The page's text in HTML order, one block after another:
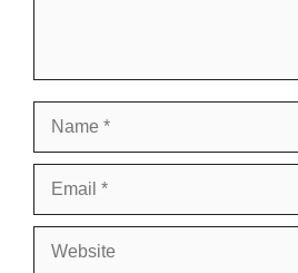
Name
Email
Website